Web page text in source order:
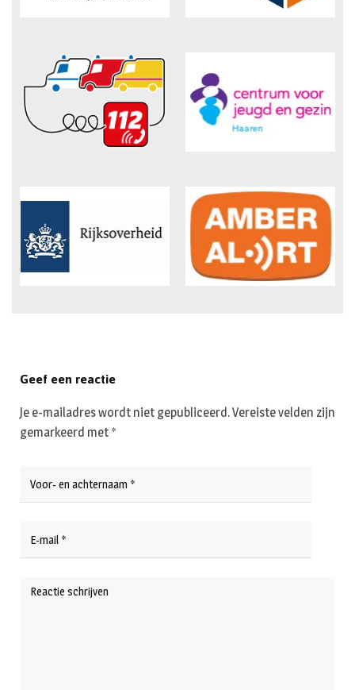
Geef een reactie
Je e-mailadres wordt niet gepubliceerd.Vereiste velden zijn
gemarkeerd met *